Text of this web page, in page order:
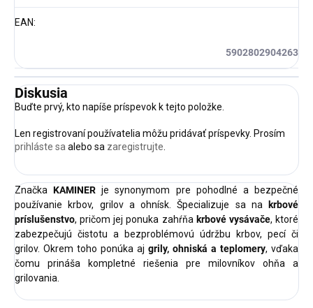
EAN:
5902802904263
Diskusia
Buďte prvý, kto napíše príspevok k tejto položke.
Len registrovaní používatelia môžu pridávať príspevky. Prosím
prihláste sa alebo sa zaregistrujte
ZnačkaKAMINER je synonymom pre pohodlné a bezpečné
používanie krbov, grilov a ohnísk. Špecializuje sa na
krbové
príslušenstvo, pričom jej ponuka zahŕňa krbové vysávače, ktoré
zabezpečujú čistotu a bezproblémovú údržbu krbov, pecí či
grilov. Okrem toho ponúka aj grily, ohniská a teplomery, vďaka
čomu prináša kompletné riešenia pre milovníkov ohňa a
grilovania.